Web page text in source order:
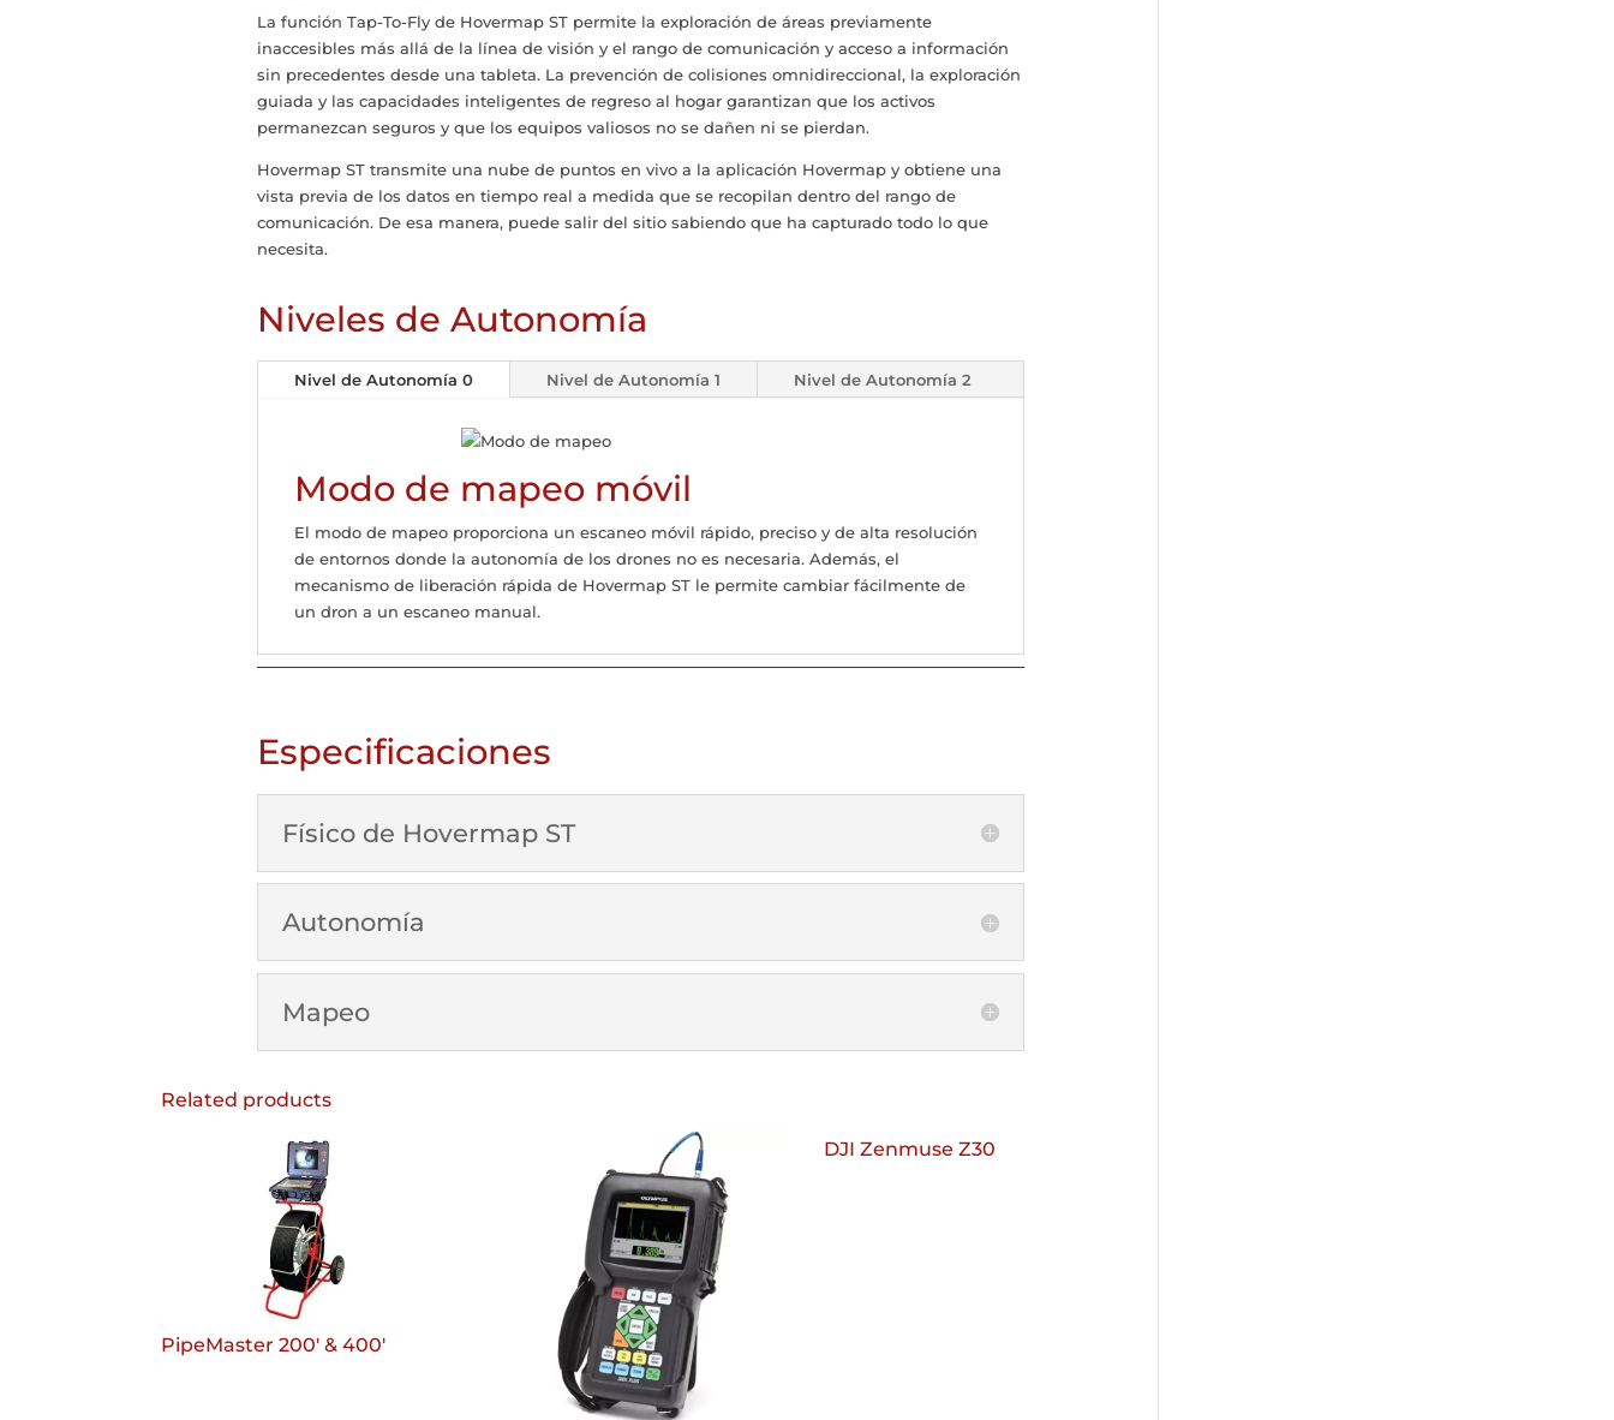
La función Tap-To-Fly de Hovermap ST permite la exploración de áreas previamente
inaccesibles más allá de la línea de visión y el rango de comunicación y acceso a información
sin precedentes desde una tableta. La prevención de colisiones omnidireccional, la exploración
guiada y las capacidades inteligentes de regreso al hogar garantizan que los activos
permanezcan seguros y que los equipos valiosos no se dañen ni se pierdan.
Hovermap ST transmite una nube de puntos en vivo a la aplicación Hovermap y obtiene una
vista previa de los datos en tiempo real a medida que se recopilan dentro del rango de
comunicación. De esa manera, puede salir del sitio sabiendo que ha capturado todo lo que
necesita.
Niveles de Autonomía
Nivel de Autonomía 0 Nivel de Autonomía 1 Nivel de Autonomía 2
Modo de mapeo móvil
El modo de mapeo proporciona un escaneo móvil rápido, preciso y de alta resolución
de entornos donde la autonomía de los drones no es necesaria. Además, el
mecanismo de liberación rápida de Hovermap ST le permite cambiar fácilmente de
un dron a un escaneo manual.
Especificaciones
Físico de Hovermap ST
Autonomía
Mapeo
Related products
PipeMaster 200′ & 400′
DJI Zenmuse Z30